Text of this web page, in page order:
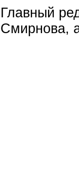
Главный
Смирнова,